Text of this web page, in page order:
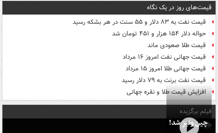
قیمت‌های روز در یک نگاه
قیمت نفت به ۸۳ دلار و ۵۵ سنت در هر بشکه رسید
حواله دلار ۱۵۴ هزار و ۴۵۱ تومان شد
قیمت طلا صعودی ماند
قیمت جهانی نفت امروز ۱۶ مرداد
قیمت جهانی طلا امروز ۱۵ مرداد
قیمت نفت برنت به ۷۹ دلار رسید
افزایش قیمت طلا و نقره جهانی
فیلم برگزیده
چین ونیز شد!